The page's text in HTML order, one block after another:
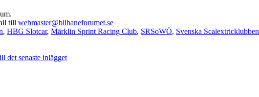
till webmaster@bilbaneforumet.se
, HBG Slotcar, Märklin Sprint Racing Club, SRSoWÖ, Svenska Scalextricklubben